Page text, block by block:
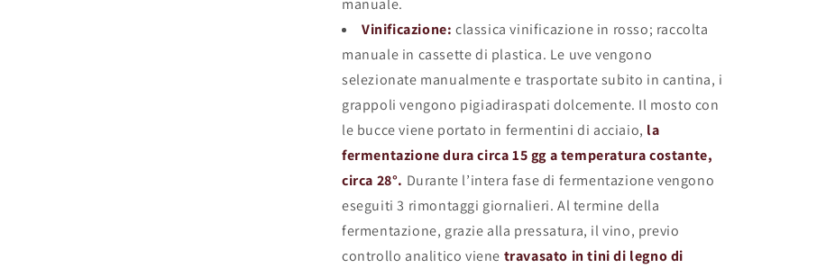
manuale.
Vinificazione: classica vinificazione in rosso; raccolta
manuale in cassette di plastica. Le uve vengono
selezionate manualmente e trasportate subito in cantina, i
grappoli vengono pigiadiraspati dolcemente. Il mosto con
le bucce viene portato in fermentini di acciaio, la
fermentazione dura circa 15 gg a temperatura costante,
circa 28°. Durante l’intera fase di fermentazione vengono
eseguiti 3 rimontaggi giornalieri. Al termine della
fermentazione, grazie alla pressatura, il vino, previo
controllo analitico viene travasato in tini di legno di